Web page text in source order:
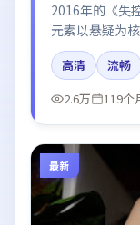
2016年的《失
元素以悬疑为
菲、秦海璐、
引发讨论。
高清
流畅
2.6万
119个
最新